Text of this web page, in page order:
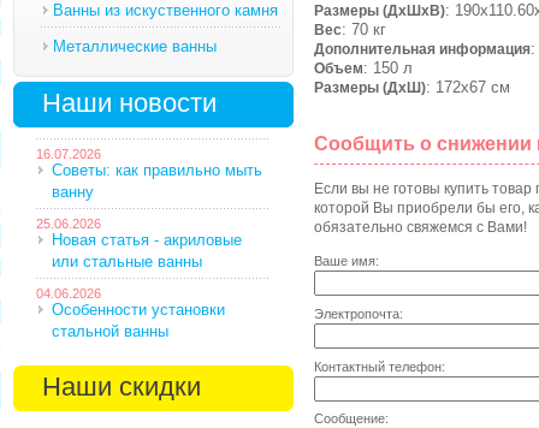
Ванны из искуственного камня
Металлические ванны
Наши новости
16.07.2026
Советы: как правильно мыть
ванну
25.06.2026
Новая статья - акриловые
или стальные ванны
04.06.2026
Особенности установки
стальной ванны
Наши скидки
Размеры (ДхШхВ):
Вес: 70 кг
Дополнительная информация:
Объем: 150 л
Размеры (ДхШ): 172х67 см
Сообщить о снижении
Если вы не готовы купить
которой Вы приобрели бы его,
обязательно свяжемся с Вами!
Ваше имя:
Электропочта:
Контактный телефон:
Сообщение: